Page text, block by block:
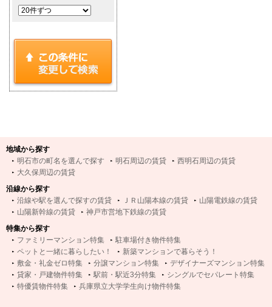
地域から探す
明石市の町名を選んで探す
明石周辺の賃貸
西明石周辺の賃貸
大久保周辺の賃貸
沿線から探す
沿線や駅を選んで探すの賃貸
ＪＲ山陽本線の賃貸
山陽電鉄線の賃貸
山陽新幹線の賃貸
神戸市営地下鉄線の賃貸
特集から探す
ファミリーマンション特集
駐車場付き物件特集
ペットと一緒に暮らしたい！
新築マンションで暮らそう！
敷金・礼金ゼロ特集
分譲マンション特集
デザイナーズマンション特集
貸家・戸建物件特集
駅前・駅近3分特集
シングルでセパレート特集
特優賃物件特集
兵庫県立大学学生向け物件特集